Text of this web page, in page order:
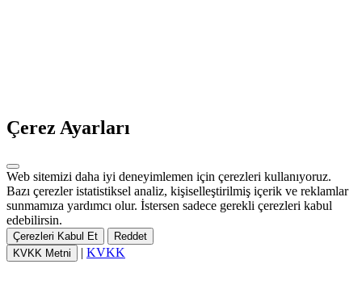
Çerez Ayarları
Web sitemizi daha iyi deneyimlemen için çerezleri kullanıyoruz.
Bazı çerezler istatistiksel analiz, kişiselleştirilmiş içerik ve reklamlar
sunmamıza yardımcı olur. İstersen sadece gerekli çerezleri kabul
edebilirsin.
Çerezleri Kabul Et
Reddet
KVKK Metni
| KVKK